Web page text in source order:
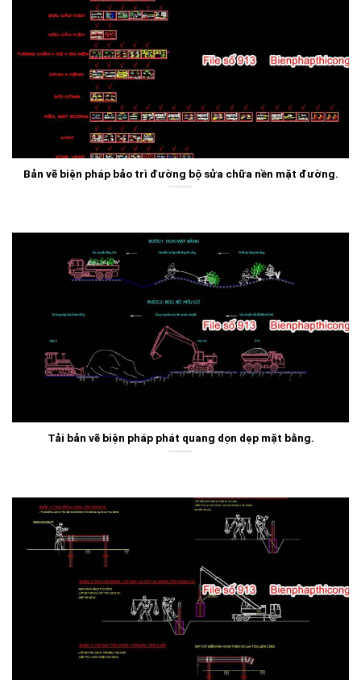
Bản vẽ biện pháp bảo trì đường bộ sửa chữa nền mặt đường.
Tải bản vẽ biện pháp phát quang dọn dẹp mặt bằng.